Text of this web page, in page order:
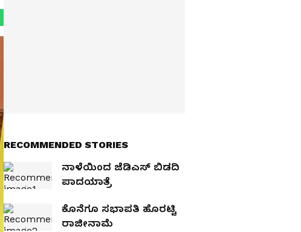
RECOMMENDED STORIES
ನಾಳೆಯಿಂದ ಜೆಡಿಎಸ್‌ ಬಿಡದಿ
ಪಾದಯಾತ್ರೆ
ಕೊನೆಗೂ ಸಭಾಪತಿ ಹೊರಟ್ಟಿ
ರಾಜೀನಾಮೆ